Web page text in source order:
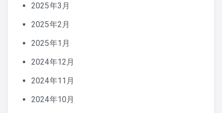
2025年3月
2025年2月
2025年1月
2024年12月
2024年11月
2024年10月